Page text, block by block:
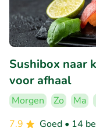
Sushibox naar
voor afhaal
Morgen Zo Ma
7.9
Goed • 14